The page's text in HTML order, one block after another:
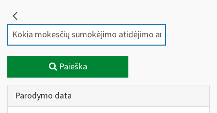
Paieška
Parodymo data